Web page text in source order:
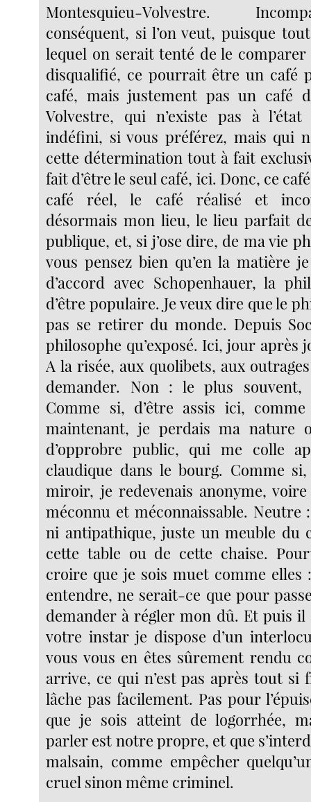
Montesquieu-Volvestre.
conséquent, si l’on veut, puisque
lequel on serait tenté de le
disqualifié, ce pourrait être un café
café, mais justement pas un café
Volvestre, qui n’existe pas à
indéfini, si vous préférez, mais qui
cette détermination tout à fait
fait d’être le seul café, ici. Donc, ce
café réel, le café réalisé et
désormais mon lieu, le lieu parfait
publique, et, si j’ose dire, de ma vie
vous pensez bien qu’en la matière
d’accord avec Schopenhauer, la
d’être populaire. Je veux dire que le
pas se retirer du monde. Depuis
philosophe qu’exposé. Ici, jour après
A la risée, aux quolibets, aux
demander. Non : le plus souvent,
Comme si, d’être assis ici,
maintenant, je perdais ma nature
d’opprobre public, qui me colle
claudique dans le bourg. Comme
miroir, je redevenais anonyme,
méconnu et méconnaissable. Neutre
ni antipathique, juste un meuble du
cette table ou de cette chaise.
croire que je sois muet comme elles
entendre, ne serait-ce que pour
demander à régler mon dû. Et puis il
votre instar je dispose d’un
vous vous en êtes sûrement rendu
arrive, ce qui n’est pas après tout si
lâche pas facilement. Pas pour
que je sois atteint de logorrhée,
parler est notre propre, et que
malsain, comme empêcher
cruel sinon même criminel.